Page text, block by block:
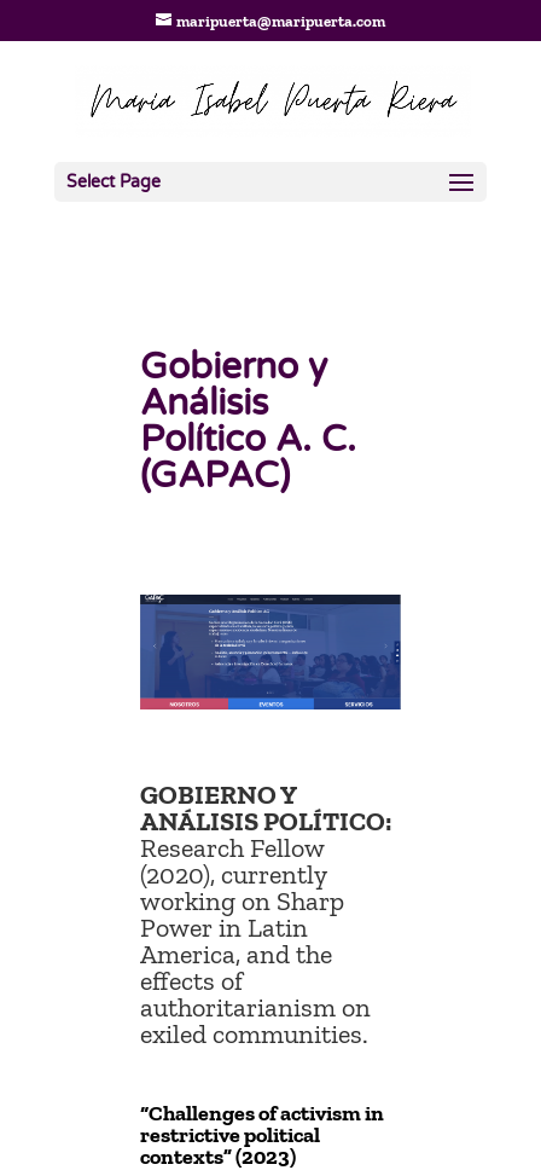
maripuerta@maripuerta.com
Select Page
Gobierno y
Análisis
Político A. C.
(GAPAC)
GOBIERNO Y
ANÁLISIS POLÍTICO:
Research Fellow
(2020), currently
working on Sharp
Power in Latin
America, and the
effects of
authoritarianism on
exiled communities.
“Challenges of activism in
restrictive political
contexts” (2023)